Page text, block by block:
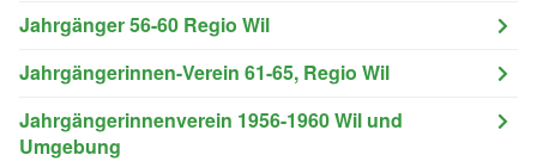
Jahrgänger 56-60 Regio Wil
Jahrgängerinnen-Verein 61-65, Regio Wil
Jahrgängerinnenverein 1956-1960 Wil und
Umgebung